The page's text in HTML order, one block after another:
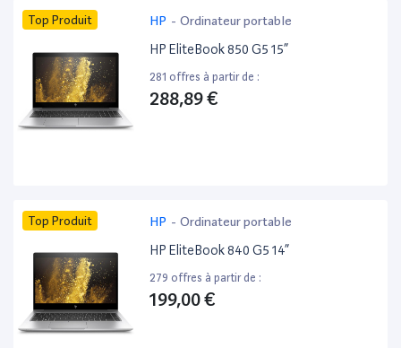
Top Produit HP - Ordinateur portable
HP EliteBook 850 G5 15”
281 offres à partir de :
288,89 €
Top Produit HP - Ordinateur portable
HP EliteBook 840 G5 14”
279 offres à partir de :
199,00 €